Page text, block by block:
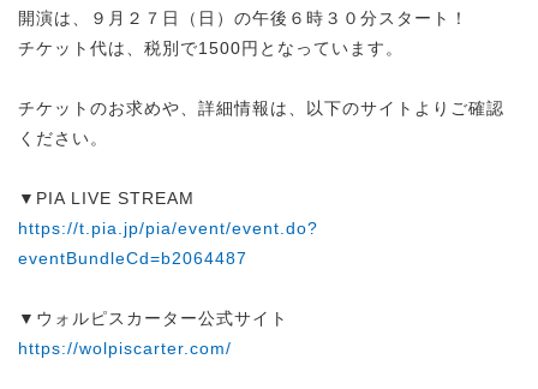
開演は、９月２７日（日）の午後６時３０分スタート！
チケット代は、税別で1500円となっています。
チケットのお求めや、詳細情報は、以下のサイトよりご確認
ください。
▼PIA LIVE STREAM
https://t.pia.jp/pia/event/event.do?
eventBundleCd=b2064487
▼ウォルピスカーター公式サイト
https://wolpiscarter.com/